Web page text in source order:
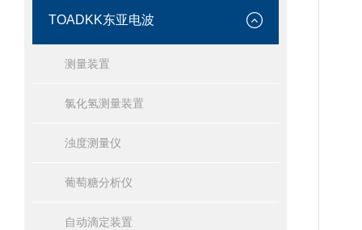
TOADKK东亚电波
测量装置
氯化氢测量装置
浊度测量仪
葡萄糖分析仪
自动滴定装置